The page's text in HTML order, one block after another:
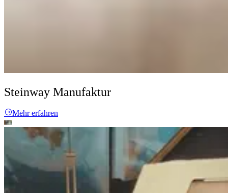
Steinway Manufaktur
Mehr erfahren